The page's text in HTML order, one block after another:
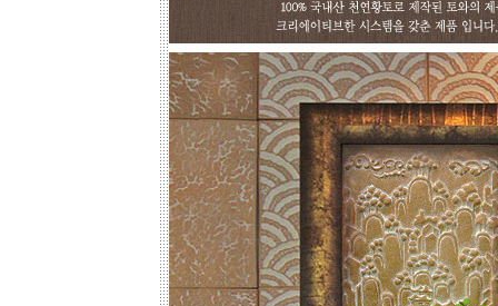
로 길이를 대략 재어 보시고,
토와의 포인트 컨셉만 골라주시면 최
선의 디자인+견적을 드립니다.
예산에 따라 포인트 벽화부분 즉, 토
아트의 작품크기를 줄이면 저렴하게
도 가능하오니, 거실 아트월 이외에는
토와월과 같은 패턴타일 위주로 디자
인해도 친환경과 기능성 자재의 성능
거실아트월,쇼파월,중문,콘솔☆
고객님의 벽체 사이즈를 예를들어 가
로 3m라면 바로 위 검색코너에서 가로
3000을'클릭'해서 원하는 크기의 상품
들을 보시고 찾으시는 가격과 디자인